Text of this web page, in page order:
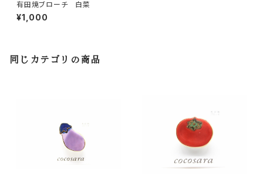
有田焼ブローチ 白菜
¥1,000
同じカテゴリの商品